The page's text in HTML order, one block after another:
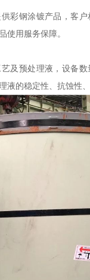
供彩钢涂镀产品，客
使用服务保障。
及预处理液，设备
液的稳定性、抗蚀性、